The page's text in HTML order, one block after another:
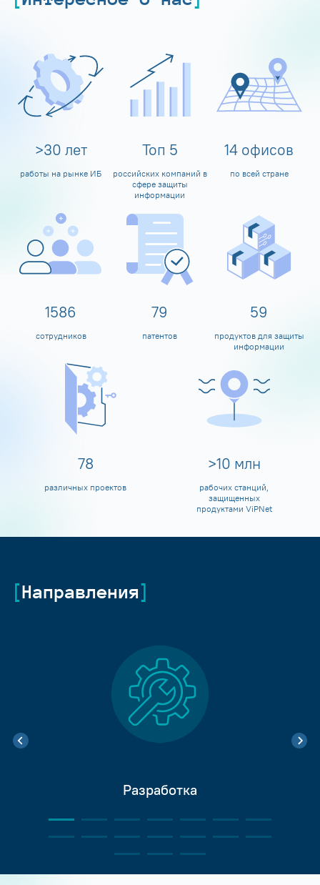
>30 лет
работы на рынке ИБ
Топ 5
российских компаний в
сфере защиты
информации
14 офисов
по всей стране
1600
сотрудников
80
патентов
60
продуктов для защиты
информации
80
различных проектов
>10 млн
рабочих станций,
защищенных
продуктами ViPNet
Направления
Разработка